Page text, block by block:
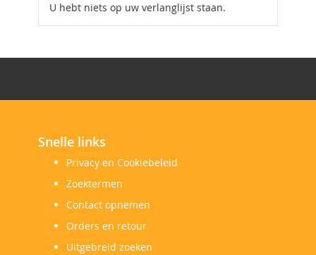
U hebt niets op uw verlanglijst staan.
Snelle links
Privacy en Cookiebeleid
Zoektermen
Contact opnemen
Orders en retour
Uitgebreid zoeken